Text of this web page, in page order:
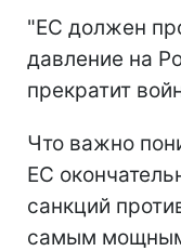
"ЕС должен
давление на
прекратит
Что важно
ЕС
санкций
самым мощным